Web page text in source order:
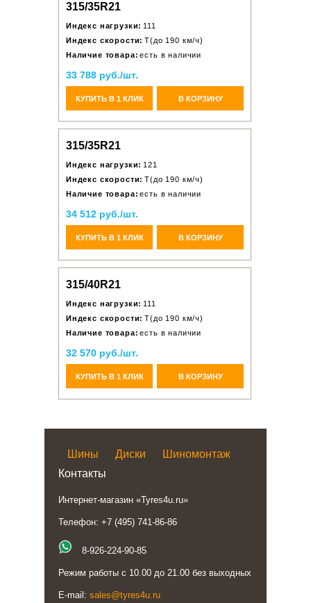
315/35R21
Индекс нагрузки: 111
Индекс скорости: T(до 190 км/ч)
Наличие товара: есть в наличии
33 788 руб./шт.
КУПИТЬ В 1 КЛИК В КОРЗИНУ
315/35R21
Индекс нагрузки: 121
Индекс скорости: T(до 190 км/ч)
Наличие товара: есть в наличии
34 512 руб./шт.
КУПИТЬ В 1 КЛИК В КОРЗИНУ
315/40R21
Индекс нагрузки: 111
Индекс скорости: T(до 190 км/ч)
Наличие товара: есть в наличии
32 570 руб./шт.
КУПИТЬ В 1 КЛИК В КОРЗИНУ
Шины Диски
Шиномонтаж
Контакты
Интернет-магазин «Tyres4u.ru»
Телефон: +7 (495) 741-86-86
8-926-224-90-85
Режим работы с 10.00 до 21.00 без выходных
E-mail: sales@tyres4u.ru